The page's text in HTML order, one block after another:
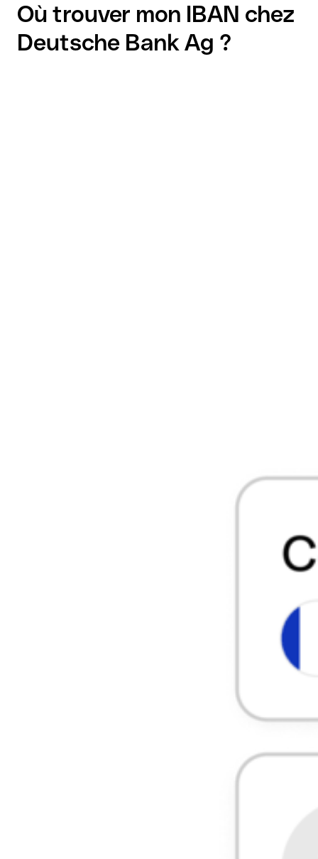
Où trouver mon IBAN chez
Deutsche Bank Ag ?